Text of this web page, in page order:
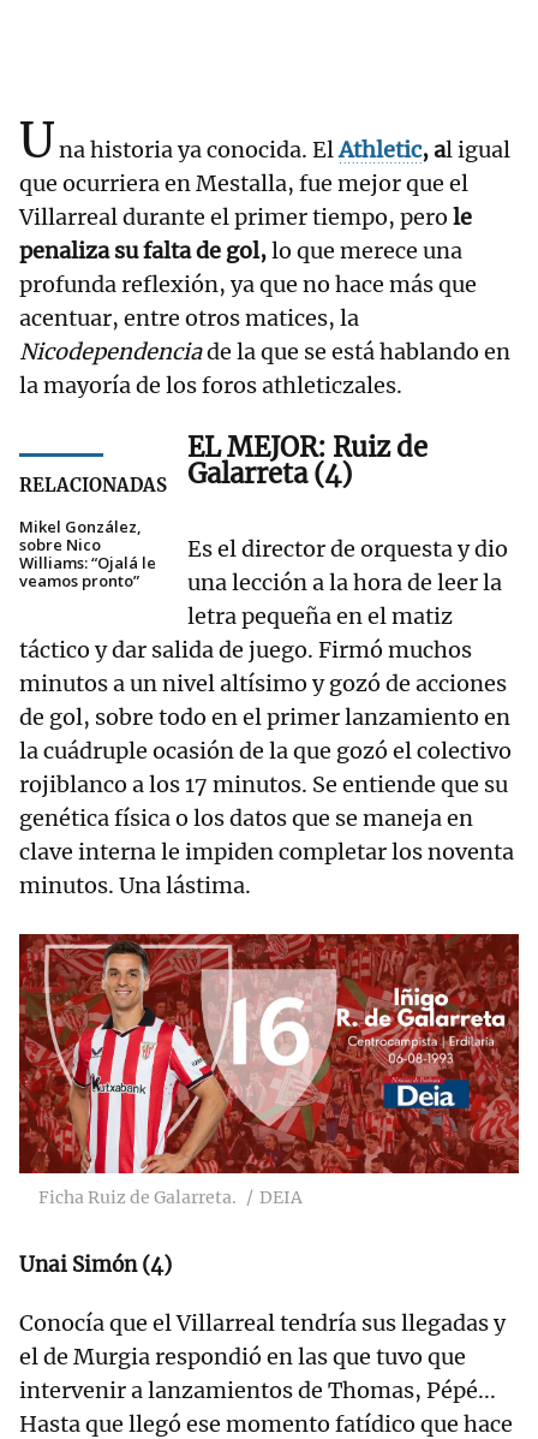
Una historia ya conocida. ElAthletic, al igual
que ocurriera en Mestalla, fue mejor que el
Villarreal durante el primer tiempo, pero le
penaliza su falta de gol,lo que merece una
profunda reflexión, ya que no hace más que
acentuar, entre otros matices, la
Nicodependenciade la que se está hablando en
la mayoría de los foros athleticzales.
RELACIONADAS
Mikel González,
sobre Nico
Williams: “Ojalá le
veamos pronto”
EL MEJOR: Ruiz de
Galarreta (4)
Es el director de orquesta y dio
una lección a la hora de leer la
letra pequeña en el matiz
táctico y dar salida de juego. Firmó muchos
minutos a un nivel altísimo y gozó de acciones
de gol, sobre todo en el primer lanzamiento en
la cuádruple ocasión de la que gozó el colectivo
rojiblanco a los 17 minutos. Se entiende que su
genética física o los datos que se maneja en
clave interna le impiden completar los noventa
minutos. Una lástima.
Ficha Ruiz de Galarreta. DEIA
Unai Simón (4)
Conocía que el Villarreal tendría sus llegadas y
el de Murgia respondió en las que tuvo que
intervenir a lanzamientos de Thomas, Pépé...
Hasta que llegó ese momento fatídico que hace